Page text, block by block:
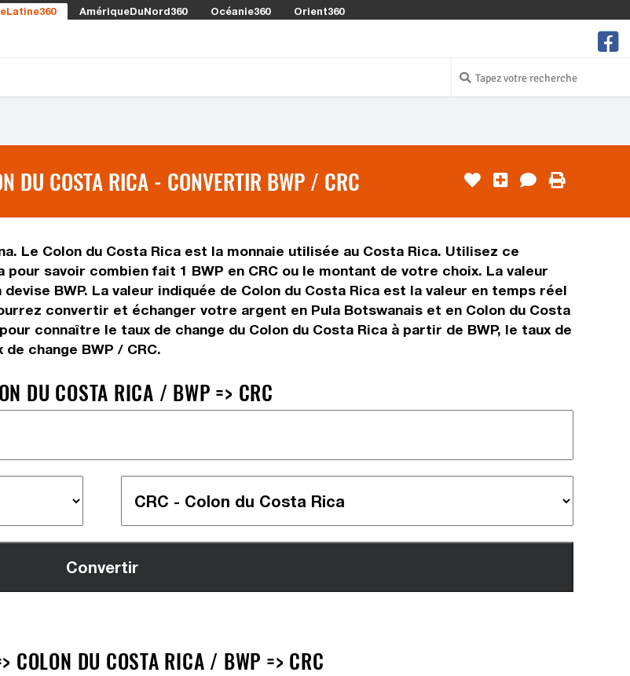
AmériqueDuNord360 Océanie360 Orient360
DU COSTA RICA - CONVERTIR BWP / CRC
Le Colon du Costa Rica est la monnaie utilisée au Costa Rica. Utilisez ce
savoir combien fait 1 BWP en CRC ou le montant de votre choix. La valeur
BWP. La valeur indiquée de Colon du Costa Rica est la valeur en temps réel
convertir et échanger votre argent en Pula Botswanais et en Colon du Costa
connaître le taux de change du Colon du Costa Rica à partir de BWP, le taux de
change BWP / CRC.
DU COSTA RICA / BWP => CRC
COLON DU COSTA RICA / BWP => CRC